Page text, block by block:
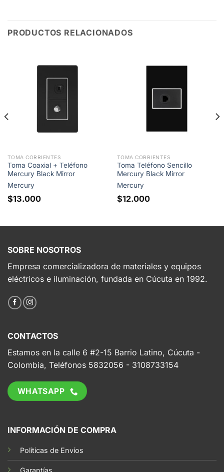
PRODUCTOS RELACIONADOS
TOMA CORRIENTES
Toma Coaxial + Teléfono
Mercury Black Mirror
Mercury
$13.000
TOMA CORRIENTES
Toma Teléfono Sencillo
Mercury Black Mirror
Mercury
$12.000
SOBRE NOSOTROS
Empresa comercializadora de materiales y equipos
eléctricos e iluminación, fundada en Cúcuta en 1992.
CONTACTOS
Estamos en la calle 6 #2-15 Barrio Latino, Cúcuta -
Colombia, Teléfonos 5832056 - 3108733154
WHATSAPP
INFORMACIÓN DE COMPRA
Políticas de Envíos
Garantías